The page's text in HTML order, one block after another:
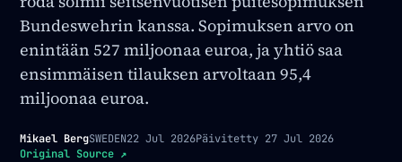
Bundeswehrin kanssa. Sopimuksen arvo on
enintään 527 miljoonaa euroa, ja yhtiö saa
ensimmäisen tilauksen arvoltaan 95,4
miljoonaa euroa.
Mikael BergSWEDEN22 Jul 2026Päivitetty 27 Jul 2026
Original Source ↗